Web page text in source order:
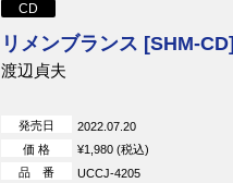
CD
リメンブランス [SHM-CD]
渡辺貞夫
発売日
2022.07.20
価 格
¥1,980 (税込)
品 番
UCCJ-4205